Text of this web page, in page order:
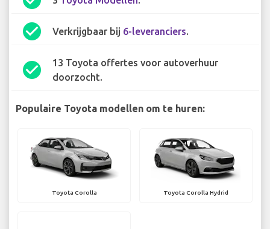
check_circle Verkrijgbaar bij 6-leveranciers.
check_circle
13 Toyota offertes voor autoverhuur
doorzocht.
Populaire Toyota modellen om te huren:
Toyota Corolla Toyota Corolla Hydrid